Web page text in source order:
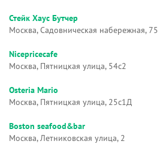
Стейк Хаус Бутчер
Москва, Садовническая набережная, 75
Nicepricecafe
Москва, Пятницкая улица, 54с2
Osteria Mario
Москва, Пятницкая улица, 25с1Д
Boston seafood&bar
Москва, Летниковская улица, 2